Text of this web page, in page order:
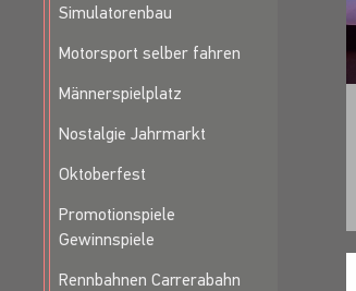
Simulatorenbau
Motorsport selber fahren
Männerspielplatz
Nostalgie Jahrmarkt
Oktoberfest
Promotionspiele
Gewinnspiele
Rennbahnen Carrerabahn